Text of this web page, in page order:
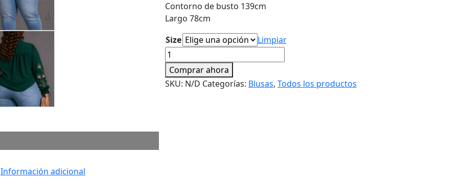
Contorno de busto 139cm
Largo 78cm
Size
Limpiar
Blusa
Liliana
cantidad
Comprar ahora
SKU: N/D Categorías: Blusas, Todos los productos
Información adicional